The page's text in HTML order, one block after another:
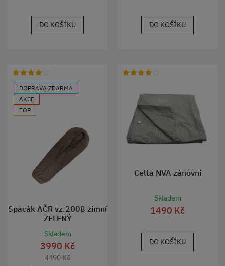
DO KOŠÍKU DO KOŠÍKU
DOPRAVA ZDARMA
AKCE
TOP
Spacák AČR vz.2008 zimní
ZELENÝ
Skladem
3990 Kč
4490 Kč
Celta NVA zánovní
Skladem
1490 Kč
DO KOŠÍKU